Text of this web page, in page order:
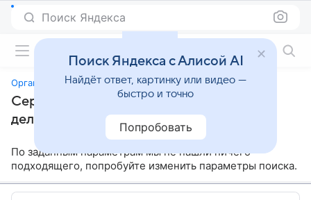
Поиск Яндекса
Организованные дела: Сокровище Каруна
Сериалы, похожие на «Организованные
дела: Сокровище Каруна»
По заданным параметрам мы не нашли ничего
подходящего, попробуйте изменить параметры поиска.
Поиск Яндекса с Алисой AI
Найдёт ответ, картинку или видео —
быстро и точно
Попробовать